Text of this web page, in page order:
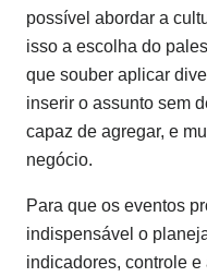
possível abordar a
isso a escolha do
que souber aplicar
inserir o assunto sem
capaz de agregar, e
negócio.
Para que os eventos
indispensável o
indicadores, controle